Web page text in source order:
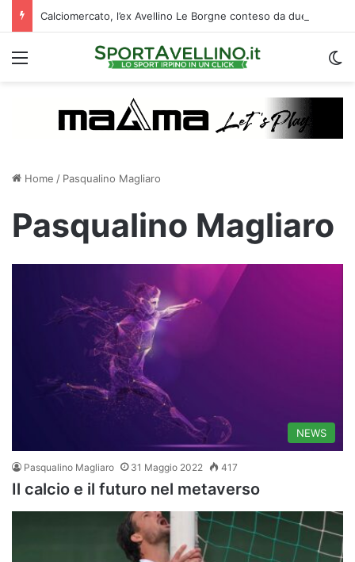
Menu
Home / Pasqualino Magliaro
Pasqualino Magliaro
NEWS
Pasqualino Magliaro 31 Maggio 2022 417
Il calcio e il futuro nel metaverso